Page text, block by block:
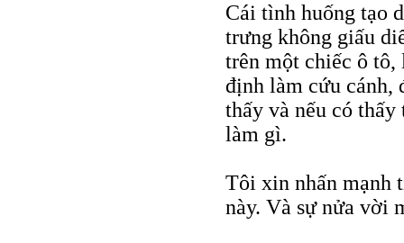
Cái tình huống tạo
trưng không giấu
trên một chiếc ô
định làm cứu cánh,
thấy và nếu có thấy
làm gì.
Tôi xin nhấn mạnh
này. Và sự nửa vời